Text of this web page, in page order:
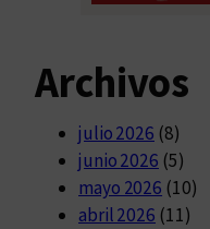
Archivos
julio 2026 (8)
junio 2026 (5)
mayo 2026 (10)
abril 2026 (11)